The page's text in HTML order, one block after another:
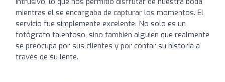
mientras él se encargaba de capturar los momentos. El
servicio fue simplemente excelente. No solo es un
fotógrafo talentoso, sino también alguien que realmente
se preocupa por sus clientes y por contar su historia a
través de su lente.